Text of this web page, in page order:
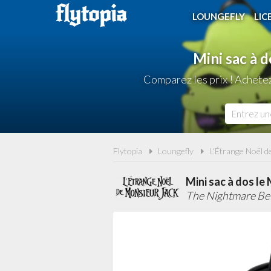
LOUNGEFLY
Mini sac à
Comparez les prix !
Flytopia Loungefly L'Étrange Noël
Mini sac à dos le
The Nightmare